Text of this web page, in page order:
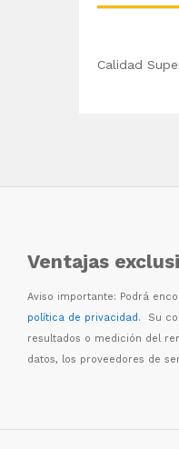
Calidad
Ventajas
Aviso importante: Podrá
política de privacidad. Su
resultados o medición del
datos, los proveedores de